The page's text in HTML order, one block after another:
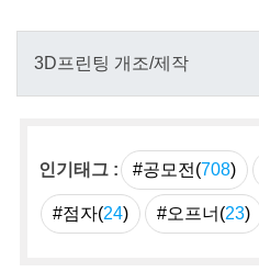
인기태그 : #공모전(708)
#점자(24) #오프너(23)